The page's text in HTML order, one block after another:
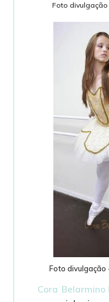
Foto
Foto
Cora Belarmino